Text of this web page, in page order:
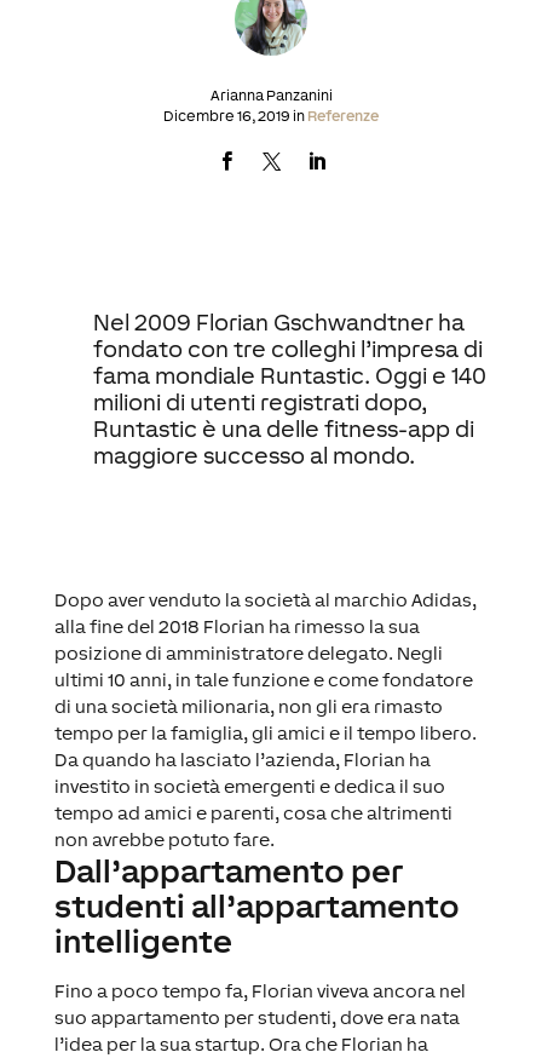
Arianna Panzanini
Dicembre 16, 2019 in Referenze
Nel 2009 Florian Gschwandtner ha
fondato con tre colleghi l’impresa di
fama mondiale Runtastic. Oggi e 140
milioni di utenti registrati dopo,
Runtastic è una delle fitness-app di
maggiore successo al mondo.
Dopo aver venduto la società al marchio Adidas,
alla fine del 2018 Florian ha rimesso la sua
posizione di amministratore delegato. Negli
ultimi 10 anni, in tale funzione e come fondatore
di una società milionaria, non gli era rimasto
tempo per la famiglia, gli amici e il tempo libero.
Da quando ha lasciato l’azienda, Florian ha
investito in società emergenti e dedica il suo
tempo ad amici e parenti, cosa che altrimenti
non avrebbe potuto fare.
Dall’appartamento per
studenti all’appartamento
intelligente
Fino a poco tempo fa, Florian viveva ancora nel
suo appartamento per studenti, dove era nata
l’idea per la sua startup. Ora che Florian ha